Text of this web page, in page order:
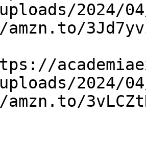
2024/
2024/